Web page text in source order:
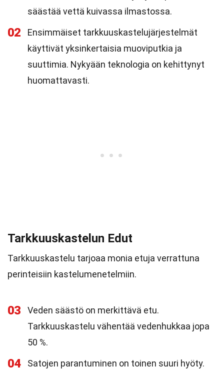
säästää vettä kuivassa ilmastossa.
02
Ensimmäiset tarkkuuskastelujärjestelmät
käyttivät yksinkertaisia muoviputkia ja
suuttimia. Nykyään teknologia on kehittynyt
huomattavasti.
Tarkkuuskastelun Edut
Tarkkuuskastelu tarjoaa monia etuja verrattuna
perinteisiin kastelumenetelmiin.
03
Veden säästö on merkittävä etu.
Tarkkuuskastelu vähentää vedenhukkaa jopa
50 %.
04
Satojen parantuminen on toinen suuri hyöty.